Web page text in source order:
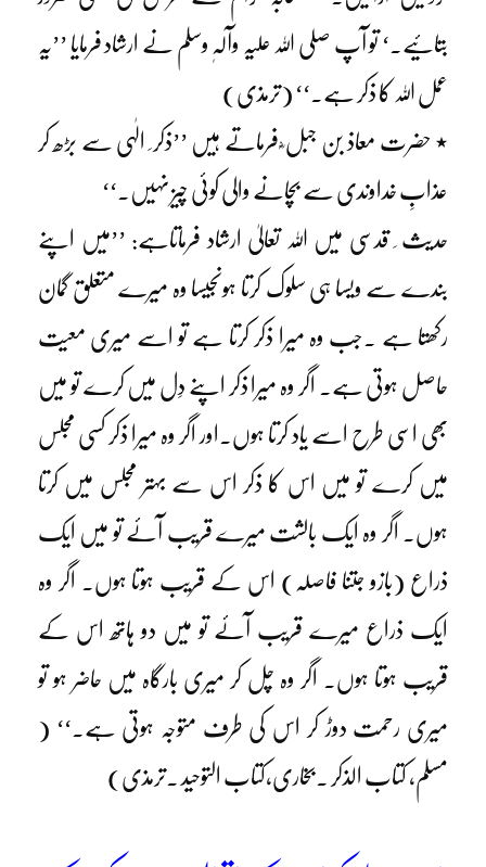
بتائیے۔‘ تو آپ صلی اللہ علیہ وآلہٖ وسلم نے ارشاد فرمایا ’’یہ
عمل اللہ کا ذکر ہے۔‘‘ (ترمذی)
٭ حضرت معاذ بن جبل ؓ فرماتے ہیں ’’ذکر ِ الٰہی سے بڑھ کر
عذابِ خداوندی سے بچانے والی کوئی چیز نہیں۔‘‘
حدیث ِ قدسی میں اللہ تعالیٰ ارشاد فرماتاہے: ’’میں اپنے
بندے سے ویسا ہی سلوک کرتا ہوںجیسا وہ میرے متعلق گمان
رکھتا ہے ۔جب وہ میرا ذکر کرتا ہے تو اسے میری معیت
حاصل ہوتی ہے۔ اگر وہ میرا ذکر اپنے دِل میں کرے تو میں
بھی اسی طرح اسے یاد کرتا ہوں۔اور اگر وہ میرا ذکر کسی مجلس
میں کرے تو میں اس کا ذکر اس سے بہتر مجلس میں کرتا
ہوں۔ اگر وہ ایک بالشت میرے قریب آئے تو میں ایک
ذراع (بازو جتنا فاصلہ) اس کے قریب ہوتا ہوں۔ اگر وہ
ایک ذراع میرے قریب آئے تو میں دو ہاتھ اس کے
قریب ہوتا ہوں۔ اگر وہ چل کر میری بارگاہ میں حاضر ہو تو
میری رحمت دوڑ کر اس کی طرف متوجہ ہوتی ہے۔‘‘ (
مسلم، کتاب الذکر ۔بخاری،کتاب التوحید ۔ترمذی)